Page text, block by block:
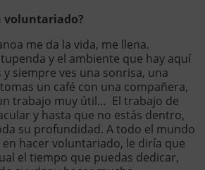
voluntariado?
me da la vida, me llena.
y el ambiente que hay aquí
siempre ves una sonrisa, una
un café con una compañera,
trabajo muy útil… El trabajo de
y hasta que no estás dentro,
su profundidad. A todo el mundo
hacer voluntariado, le diría que
el tiempo que puedas dedicar,